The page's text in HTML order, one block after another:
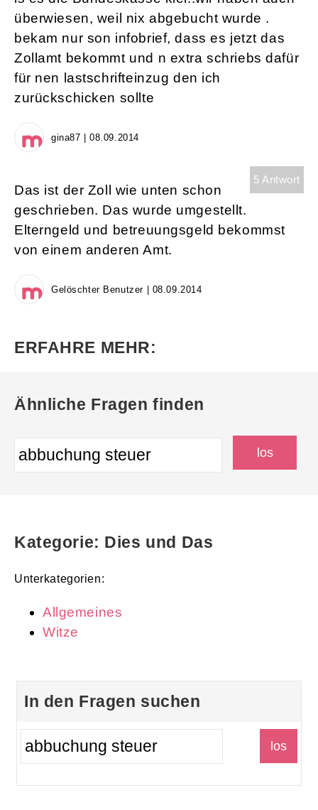
überwiesen, weil nix abgebucht wurde .
bekam nur son infobrief, dass es jetzt das
Zollamt bekommt und n extra schriebs dafür
für nen lastschrifteinzug den ich
zurückschicken sollte
gina87 | 08.09.2014
5 Antwort
Das ist der Zoll wie unten schon
geschrieben. Das wurde umgestellt.
Elterngeld und betreuungsgeld bekommst
von einem anderen Amt.
Gelöschter Benutzer | 08.09.2014
ERFAHRE MEHR:
Ähnliche Fragen finden
Kategorie: Dies und Das
Unterkategorien:
Allgemeines
Witze
In den Fragen suchen